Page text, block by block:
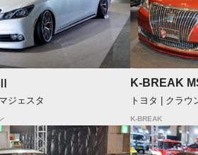
ジェスタ
K-BREAK
トヨタ | クラウ
K-BREAK